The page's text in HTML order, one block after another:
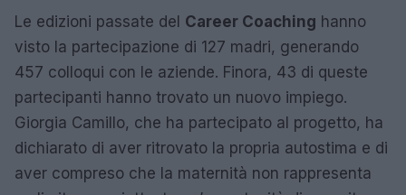
Le edizioni passate del Career Coaching hanno
visto la partecipazione di 127 madri, generando
457 colloqui con le aziende. Finora, 43 di queste
partecipanti hanno trovato un nuovo impiego.
Giorgia Camillo, che ha partecipato al progetto, ha
dichiarato di aver ritrovato la propria autostima e di
aver compreso che la maternità non rappresenta